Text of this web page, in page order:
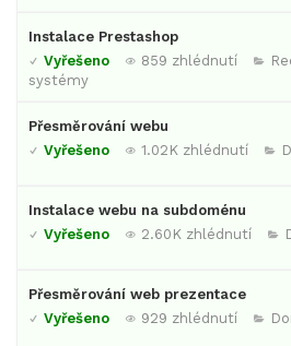
Instalace Prestashop
Vyřešeno
859 zhlédnutí
systémy
Přesměrování webu
Vyřešeno
1.02K zhlédnutí
Instalace webu na subdoménu
Vyřešeno
2.60K zhlédnutí
Přesměrování web prezentace
Vyřešeno
929 zhlédnutí